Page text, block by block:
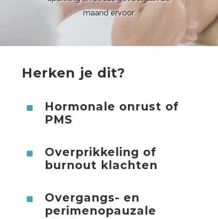
maand ervoor
Herken je dit?
^
Hormonale onrust of
PMS
^
Overprikkeling of
burnout klachten
^
Overgangs- en
perimenopauzale